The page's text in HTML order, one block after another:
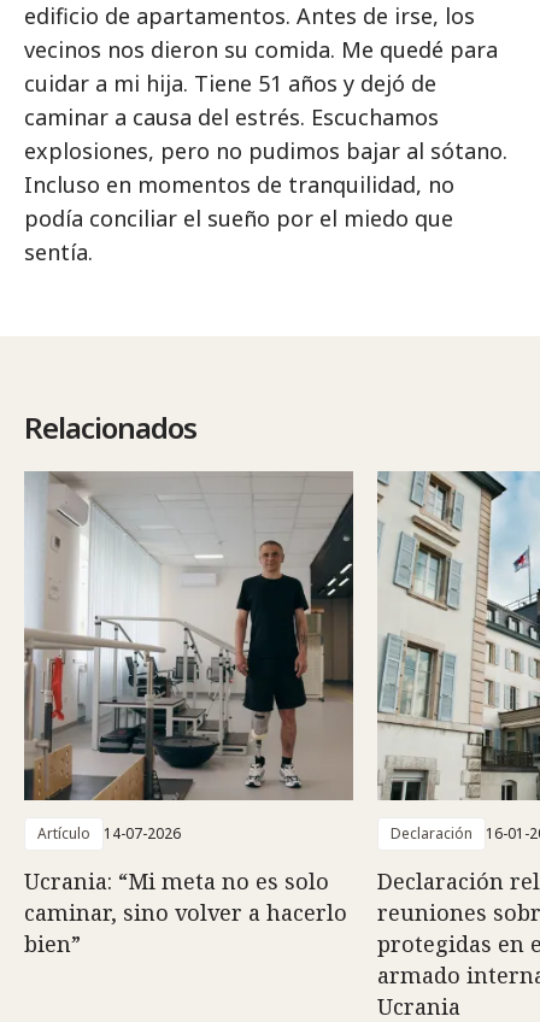
edificio de apartamentos. Antes de irse, los
vecinos nos dieron su comida. Me quedé para
cuidar a mi hija. Tiene 51 años y dejó de
caminar a causa del estrés. Escuchamos
explosiones, pero no pudimos bajar al sótano.
Incluso en momentos de tranquilidad, no
podía conciliar el sueño por el miedo que
sentía.
Relacionados
Artículo 14-07-2026
Ucrania: “Mi meta no es solo
caminar, sino volver a hacerlo
bien”
Declaración 16-01-
Declaración
reuniones
protegidas en
armado
Ucrania